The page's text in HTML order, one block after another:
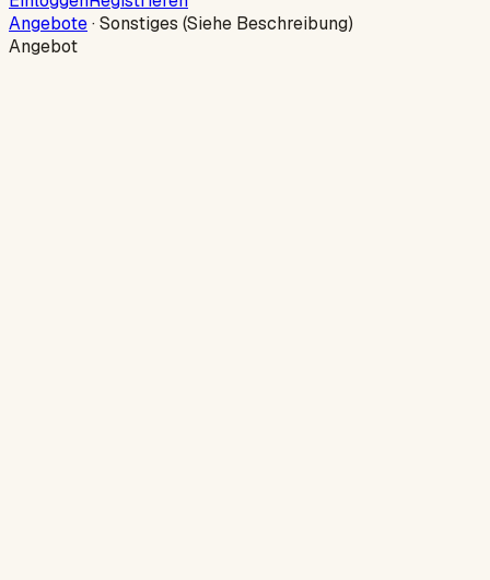
Angebote·Sonstiges (Siehe Beschreibung)
Angebot